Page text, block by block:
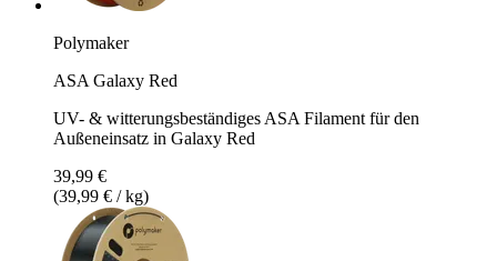
Polymaker
ASA Galaxy Red
UV- & witterungsbeständiges ASA Filament für den
Außeneinsatz in Galaxy Red
39,99 €
(39,99 € / kg)